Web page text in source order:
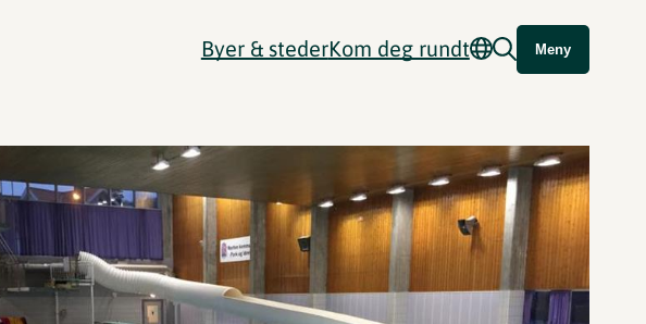
Byer & stederKom deg rundt Meny